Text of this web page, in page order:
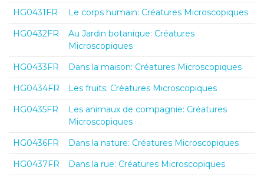
HG0431FR
Le corps humain: Créatures Microscopiques
HG0432FR
Au Jardin botanique: Créatures
Microscopiques
HG0433FR
Dans la maison: Créatures Microscopiques
HG0434FR
Les fruits: Créatures Microscopiques
HG0435FR
Les animaux de compagnie: Créatures
Microscopiques
HG0436FR
Dans la nature: Créatures Microscopiques
HG0437FR
Dans la rue: Créatures Microscopiques